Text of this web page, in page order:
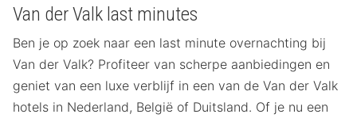
Van der Valk last minutes
Ben je op zoek naar een last minute overnachting bij
Van der Valk? Profiteer van scherpe aanbiedingen en
geniet van een luxe verblijf in een van de Van der Valk
hotels in Nederland, België of Duitsland. Of je nu een